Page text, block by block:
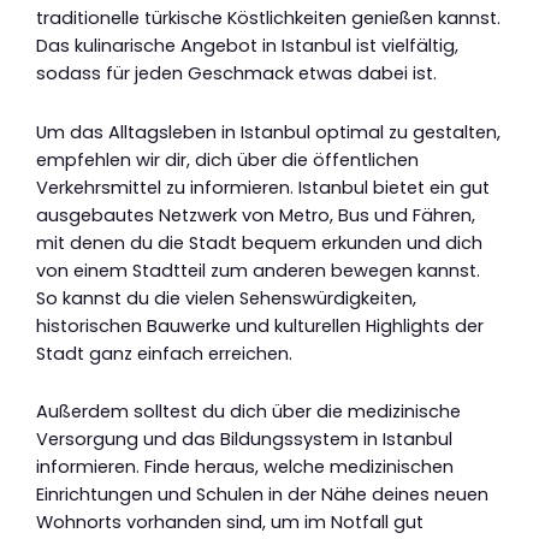
traditionelle türkische Köstlichkeiten genießen kannst.
Das kulinarische Angebot in Istanbul ist vielfältig,
sodass für jeden Geschmack etwas dabei ist.
Um das Alltagsleben in Istanbul optimal zu gestalten,
empfehlen wir dir, dich über die öffentlichen
Verkehrsmittel zu informieren. Istanbul bietet ein gut
ausgebautes Netzwerk von Metro, Bus und Fähren,
mit denen du die Stadt bequem erkunden und dich
von einem Stadtteil zum anderen bewegen kannst.
So kannst du die vielen Sehenswürdigkeiten,
historischen Bauwerke und kulturellen Highlights der
Stadt ganz einfach erreichen.
Außerdem solltest du dich über die medizinische
Versorgung und das Bildungssystem in Istanbul
informieren. Finde heraus, welche medizinischen
Einrichtungen und Schulen in der Nähe deines neuen
Wohnorts vorhanden sind, um im Notfall gut